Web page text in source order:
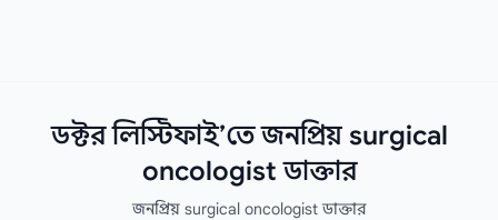
ডক্টর লিস্টিফাই’তে জনপ্রিয় surgical
oncologist ডাক্তার
জনপ্রিয় surgical oncologist ডাক্তার